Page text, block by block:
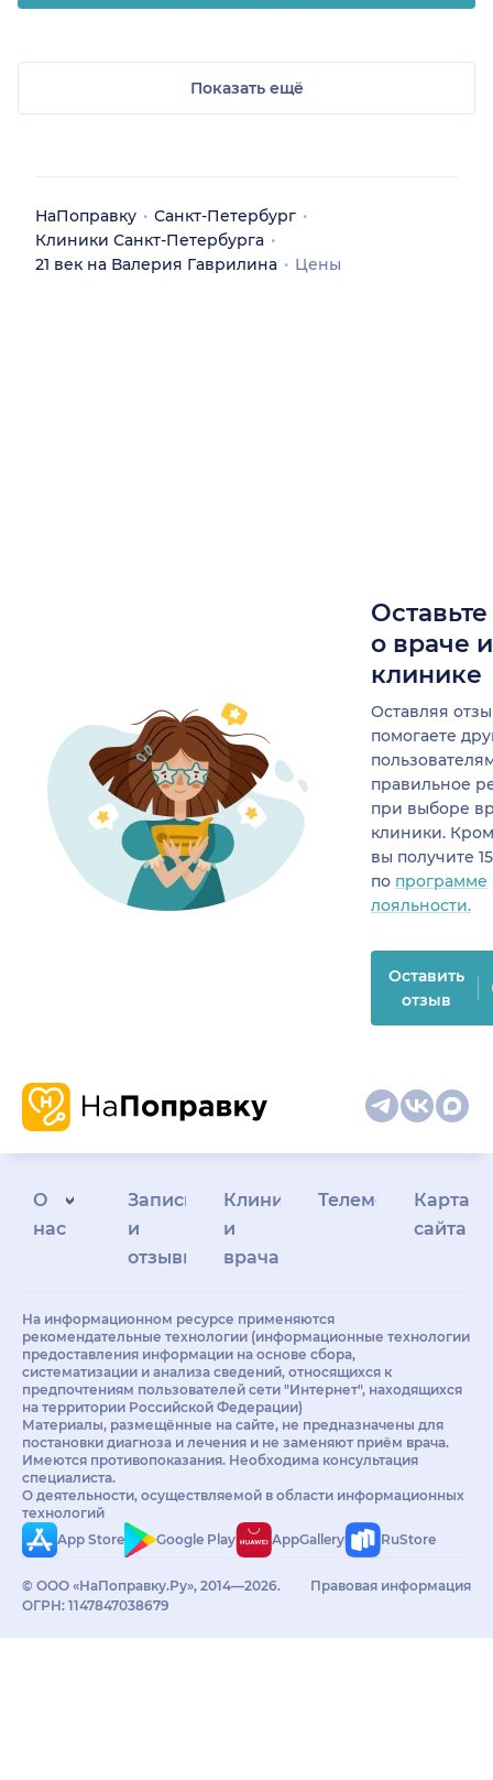
Показать ещё
НаПоправку
Санкт-Петербург
Клиники Санкт-Петербурга
21 век на Валерия Гаврилина
Цены
о враче
клинике
Оставляя
помогаете
правильное
при выборе
клиники.
вы получите
по программе
лояльности.
Оставить
отзыв
О
нас
Запись
и
отзывы
Клиникам
и
врачам
Телемедицина
Карта
сайта
На информационном ресурсе применяются
рекомендательные технологии (информационные технологии
предоставления информации на основе сбора,
систематизации и анализа сведений, относящихся к
предпочтениям пользователей сети "Интернет", находящихся
на территории Российской Федерации)
Материалы, размещённые на сайте, не предназначены для
постановки диагноза и лечения и не заменяют приём врача.
Имеются противопоказания. Необходима консультация
специалиста.
О деятельности, осуществляемой в области информационных
технологий
App Store
Google Play AppGallery RuStore
© ООО «НаПоправку.Ру», 2014—2026.
ОГРН: 1147847038679
Правовая информация